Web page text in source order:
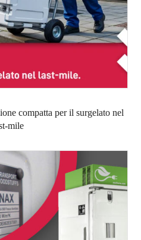
compatta per il surgelato nel
mile